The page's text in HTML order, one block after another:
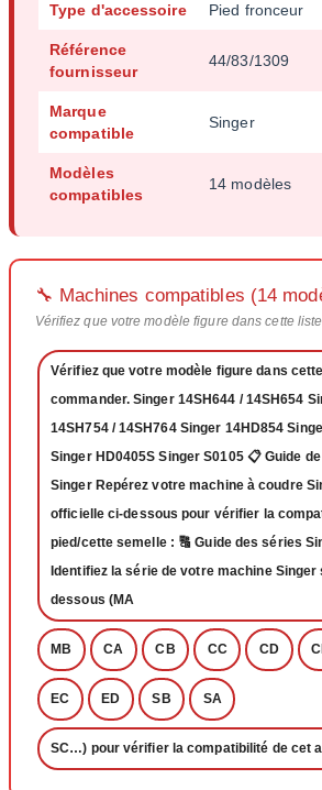
Type d'accessoire Pied fronceur
Référence
fournisseur
44/83/1309
Marque
compatible
Singer
Modèles
compatibles
14 modèles
🔧 Machines compatibles (14
Vérifiez que votre modèle figure dans cette
Vérifiez que votre modèle figure dans
commander. Singer 14SH644 / 14SH654
14SH754 / 14SH764 Singer 14HD854
Singer HD0405S Singer S0105 📋 Guide
Singer Repérez votre machine à coudre
officielle ci-dessous pour vérifier la
pied/cette semelle : 🔠 Guide des séries
Identifiez la série de votre machine Singer
dessous (MA
MB CA CB CC CD
EC ED SB SA
SC…) pour vérifier la compatibilité de cet